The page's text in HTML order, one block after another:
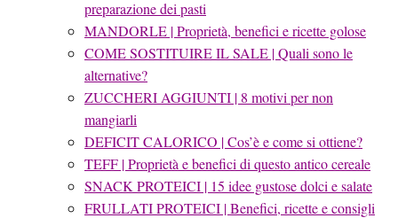
preparazione dei pasti
MANDORLE | Proprietà, benefici e ricette golose
COME SOSTITUIRE IL SALE | Quali sono le
alternative?
ZUCCHERI AGGIUNTI | 8 motivi per non
mangiarli
DEFICIT CALORICO | Cos’è e come si ottiene?
TEFF | Proprietà e benefici di questo antico cereale
SNACK PROTEICI | 15 idee gustose dolci e salate
FRULLATI PROTEICI | Benefici, ricette e consigli